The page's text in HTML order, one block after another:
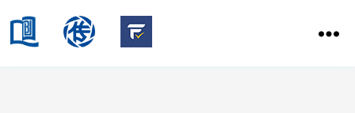
HKBU
of
Communication